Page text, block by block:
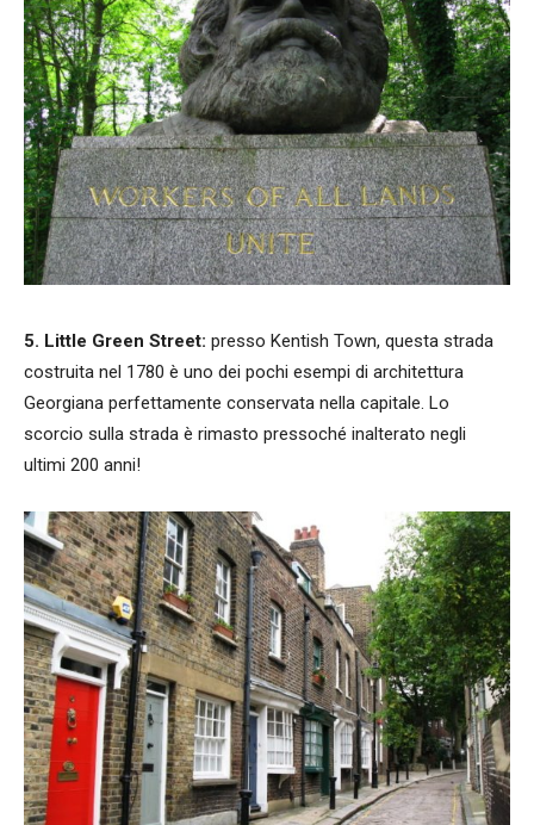
5. Little Green Street: presso Kentish Town, questa strada
costruita nel 1780 è uno dei pochi esempi di architettura
Georgiana perfettamente conservata nella capitale. Lo
scorcio sulla strada è rimasto pressoché inalterato negli
ultimi 200 anni!